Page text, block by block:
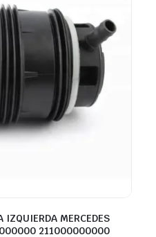
IZQUIERDA MERCEDES
211000000000